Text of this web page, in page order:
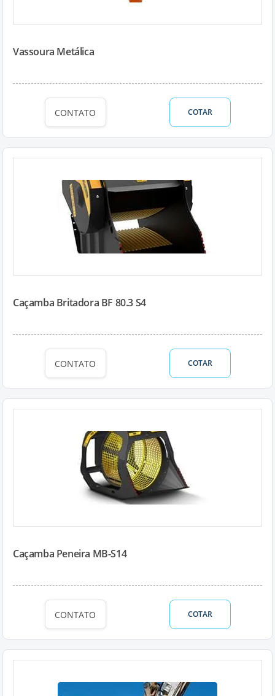
Vassoura Metálica
CONTATO COTAR
Caçamba Britadora BF 80.3 S4
CONTATO COTAR
Caçamba Peneira MB-S14
CONTATO COTAR